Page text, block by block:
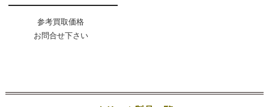
参考買取価格
お問合せ下さい